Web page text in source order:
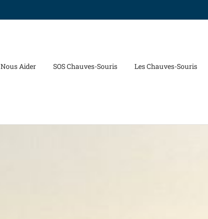
Nous Aider SOS Chauves-Souris Les Chauves-Souris